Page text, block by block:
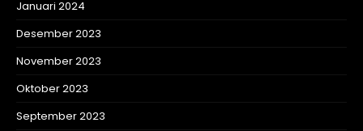
Januari 2024
Desember 2023
November 2023
Oktober 2023
September 2023